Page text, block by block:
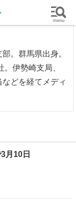
子育て
。群馬県出身。
伊勢崎支局、
どを経てメディ
月10日
menu